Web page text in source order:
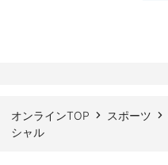
オンラインTOP スポーツ
シャル